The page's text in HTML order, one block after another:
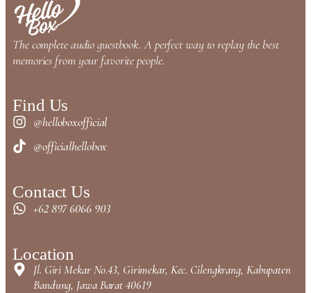
The complete audio guestbook. A perfect way to replay the best
memories from your favorite people.
Find Us
@helloboxofficial
@officialhellobox
Contact Us
+62 897 6066 903
Location
Jl. Giri Mekar No.43, Girimekar, Kec. Cilengkrang, Kabupaten
Bandung, Jawa Barat 40619